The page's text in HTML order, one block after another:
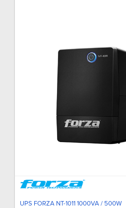
UPS FORZA NT-1011 1000VA / 500W